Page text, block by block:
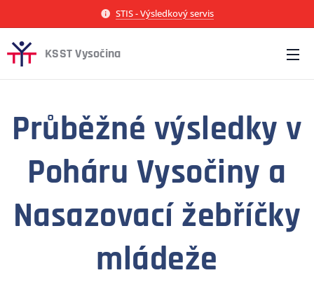
STIS - Výsledkový servis
KSST Vysočina
Průběžné výsledky v
Poháru Vysočiny a
Nasazovací žebříčky
mládeže